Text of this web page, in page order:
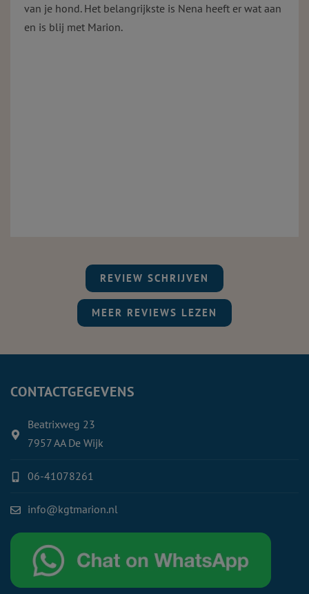
van je hond. Het belangrijkste is Nena heeft er wat aan
en is blij met Marion.
REVIEW SCHRIJVEN
MEER REVIEWS LEZEN
CONTACTGEGEVENS
Beatrixweg 23
7957 AA De Wijk
06-41078261
info@kgtmarion.nl